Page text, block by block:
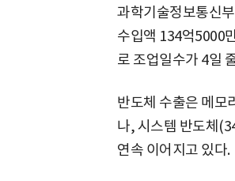
과학기술정보통신
수입액 134억5000
로 조업일수가 4일
반도체 수출은 메모
나, 시스템 반도체
연속 이어지고 있다.